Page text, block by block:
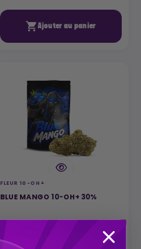
Ajouter au panier
FLEUR 10-OH+
BLUE MANGO 10-OH+ 30%